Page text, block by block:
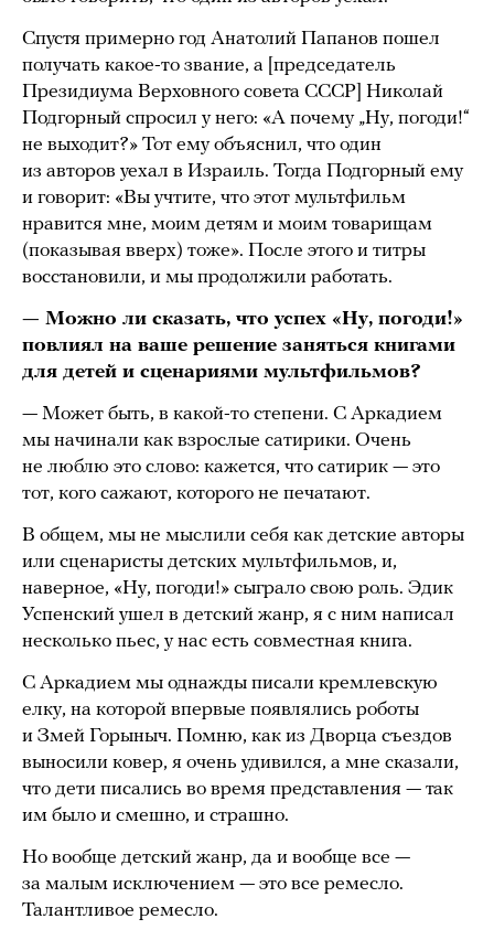
Спустя примерно год Анатолий Папанов пошел
получать какое-то звание, а [председатель
Президиума Верховного совета СССР] Николай
Подгорный спросил у него: «А почему „Ну, погоди!“
не выходит?» Тот ему объяснил, что один
из авторов уехал в Израиль. Тогда Подгорный ему
и говорит: «Вы учтите, что этот мультфильм
нравится мне, моим детям и моим товарищам
(показывая вверх) тоже». После этого и титры
восстановили, и мы продолжили работать.
— Можно ли сказать, что успех «Ну, погоди!»
повлиял на ваше решение заняться книгами
для детей и сценариями мультфильмов?
— Может быть, в какой-то степени. С Аркадием
мы начинали как взрослые сатирики. Очень
не люблю это слово: кажется, что сатирик — это
тот, кого сажают, которого не печатают.
В общем, мы не мыслили себя как детские авторы
или сценаристы детских мультфильмов, и,
наверное, «Ну, погоди!» сыграло свою роль. Эдик
Успенский ушел в детский жанр, я с ним написал
несколько пьес, у нас есть совместная книга.
С Аркадием мы однажды писали кремлевскую
елку, на которой впервые появлялись роботы
и Змей Горыныч. Помню, как из Дворца съездов
выносили ковер, я очень удивился, а мне сказали,
что дети писались во время представления — так
им было и смешно, и страшно.
Но вообще детский жанр, да и вообще все —
за малым исключением — это все ремесло.
Талантливое ремесло.